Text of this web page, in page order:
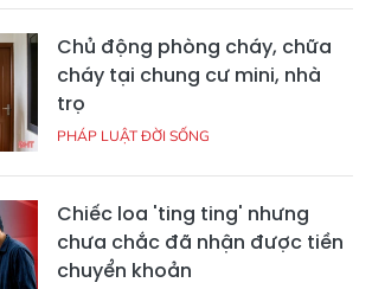
Chủ động phòng cháy, chữa
cháy tại chung cư mini, nhà
trọ
PHÁP LUẬT ĐỜI SỐNG
Chiếc loa 'ting ting' nhưng
chưa chắc đã nhận được tiền
chuyển khoản